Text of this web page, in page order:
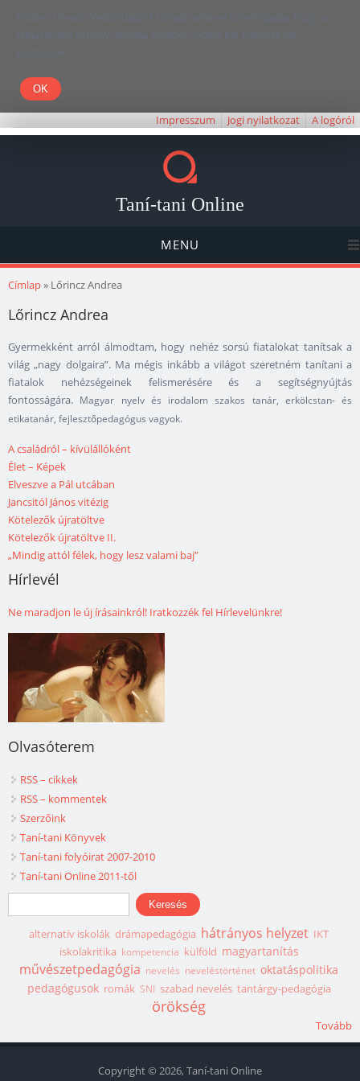
Kedves Olvasó! Weboldalunk böngészésével Ön elfogadja, hogy a
felhasználói élmény javítása céljából cookie-kat használunk.
Köszönjük!
Impresszum Jogi nyilatkozat A logóról
Taní-tani Online
MENU
Jelenlegi hely
Címlap» Lőrincz Andrea
Lőrincz Andrea
Gyermekként arról álmodtam, hogy nehéz sorsú fiatalokat tanítsak a
világ „nagy dolgaira”. Ma mégis inkább a világot szeretném tanítani a
fiatalok nehézségeinek felismerésére és a segítségnyújtás
fontosságára. Magyar nyelv és irodalom szakos tanár, erkölcstan- és
etikatanár, fejlesztőpedagógus vagyok.
A családról – kívülállóként
Élet – Képek
Elveszve a Pál utcában
Jancsitól János vitézig
Kötelezők újratöltve
Kötelezők újratöltve II.
„Mindig attól félek, hogy lesz valami baj”
Hírlevél
Ne maradjon le új írásainkról! Iratkozzék fel Hírlevelünkre!
Olvasóterem
RSS – cikkek
RSS – kommentek
Szerzőink
Taní-tani Könyvek
Taní-tani folyóirat 2007-2010
Taní-tani Online 2011-től
Keresés űrlap
Keresés
alternatív iskolák drámapedagógia hátrányos helyzet IKT
iskolakritika kompetencia külföld magyartanítás
művészetpedagógia nevelés neveléstörténet oktatáspolitika
pedagógusok romák SNI szabad nevelés tantárgy-pedagógia
örökség
Tovább
Copyright © 2026, Taní-tani Online